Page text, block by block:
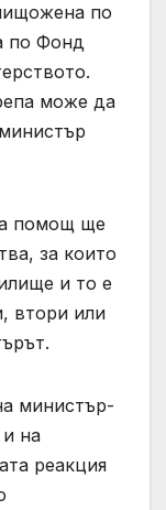
по
по Фонд
може да
помощ ще
за които
и то е
втори или
министър-
на
реакция